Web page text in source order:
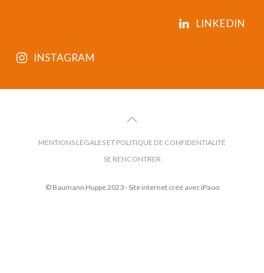
LINKEDIN
INSTAGRAM
MENTIONS LÉGALES ET POLITIQUE DE CONFIDENTIALITÉ
SE RENCONTRER
© Baumann Huppe 2023 - Site internet créé avec iPaoo